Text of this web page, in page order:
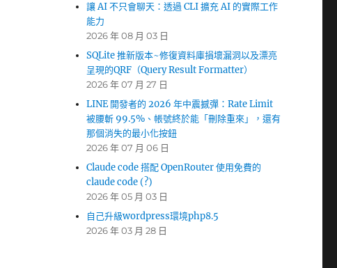
讓 AI 不只會聊天：透過 CLI 擴充 AI 的實際工作
能力
2026 年 08 月 03 日
SQLite 推新版本~修復資料庫損壞漏洞以及漂亮
呈現的QRF（Query Result Formatter）
2026 年 07 月 27 日
LINE 開發者的 2026 年中震撼彈：Rate Limit
被腰斬 99.5%、帳號終於能「刪除重來」，還有
那個消失的最小化按鈕
2026 年 07 月 06 日
Claude code 搭配 OpenRouter 使用免費的
claude code (?)
2026 年 05 月 03 日
自己升級wordpress環境php8.5
2026 年 03 月 28 日